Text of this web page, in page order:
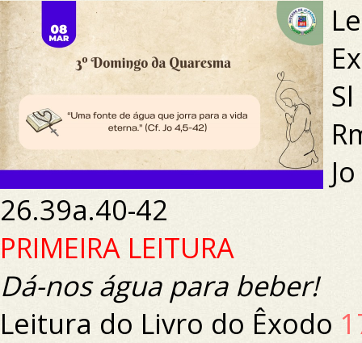
26.39a.40-42
PRIMEIRA LEITURA
Dá-nos água para beber!
Leitura do Livro do Êxodo